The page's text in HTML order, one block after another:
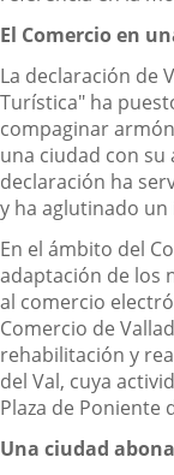
El Comercio en
La declaración de
Turística" ha
compaginar
una ciudad con su
declaración ha
y ha aglutinado
En el ámbito del
adaptación de los
al comercio
Comercio de
rehabilitación y
del Val, cuya
Plaza de Poniente
Una ciudad